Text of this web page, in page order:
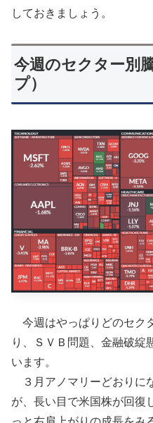
しておきましょう。
今週のセクター別
プ）
今週はやっぱりどのセク
り、ＳＶＢ問題、金融破綻
います。
３月アノマリーどおりに
が、長い目で米国株が回復